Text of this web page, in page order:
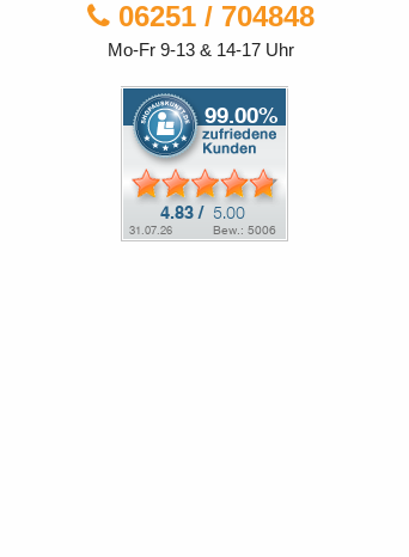
06251 / 704848
Mo-Fr 9-13 & 14-17 Uhr